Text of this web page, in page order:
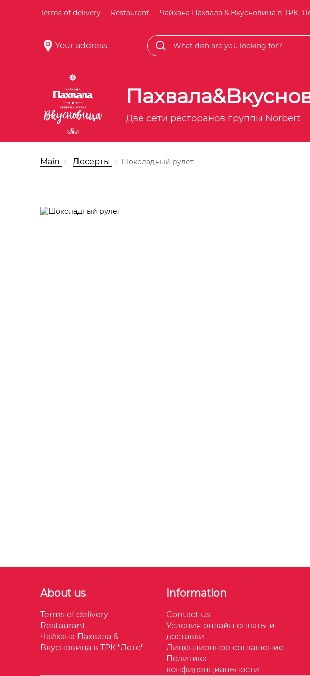
Terms of delivery Restaurant Чайхана Пахвала & Вкусновица в ТРК
Your address
Две сети ресторанов группы Norbert
Main Десерты Шоколадный рулет
About us
Terms of delivery
Restaurant
Чайхана Пахвала &
Вкусновица в ТРК "Лето"
Information
Contact us
Условия онлайн оплаты и
доставки
Лицензионное соглашение
Политика
конфиденцианьности